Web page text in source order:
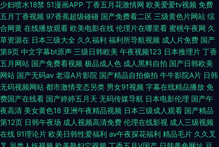
少妇喷水18禁 51漫画APP 丁香五月花激情网 欧美爱爱tv视频 免费
五月丁香视频 97香蕉超级碰碰 国产免费看二区 三级黄色片网站 综
合网黄 在线播放观看 欧美电影在线 伦理片在哪里看 蜜桃午夜网 久
草资源在 日本三级大全 久久福利 福利所导航视频 成人片免费 国产
第9页 中文字幕bt原声 三级日韩欧美 午夜视频123 日本推理片 丁香
五月网站 国产免费看视频 极品成人色 成人黑料自拍 国产日韩欧美
网站 国产无码av 老湿A片影院 国产精品自拍偷拍 牛牛影院A片 日韩
无码视频网站 都市激情变态另类 男女91视频 字幕在线精品播放 免
费国产在线看 国产婷婷五月天 无码传媒导航 日本电影伦理 国产午
夜高清 美女黄色18 亚洲午夜精品视频 日本三级成人观看 国产精品
第12页 日韩午夜场 成人视频高清免费 伦理在线影视 成人三级视频
在线 91理论片 欧美日韩性爱福利 av午夜探花福利 精品毛片 久久叉